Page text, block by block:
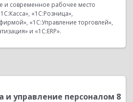
и современное рабочее место
«1С:Розница»,
«1С:Управление торговлей»,
и «1С:ERP».
и управление персоналом 8